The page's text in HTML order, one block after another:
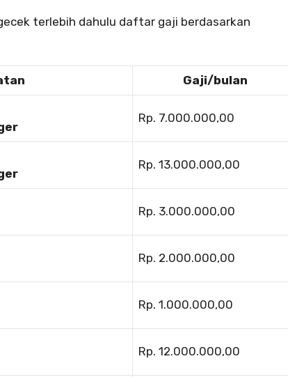
terlebih dahulu daftar gaji berdasarkan
Gaji/bulan
Rp. 7.000.000,00
Rp. 13.000.000,00
Rp. 3.000.000,00
Rp. 2.000.000,00
Rp. 1.000.000,00
Rp. 12.000.000,00